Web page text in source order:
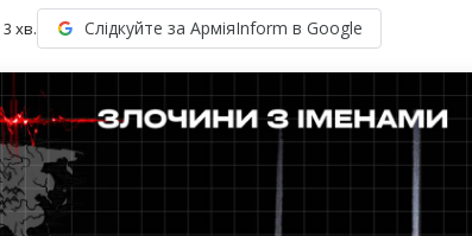
3 хв. Слідкуйте за АрміяInform в Google